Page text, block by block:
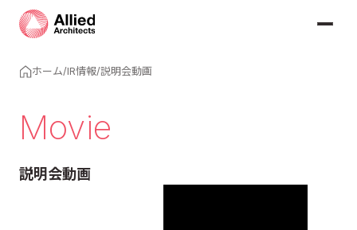
ホーム/IR情報/説明会動画
Movie
説明会動画